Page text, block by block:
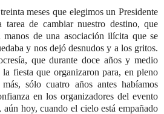
meses que elegimos un Presidente
de cambiar nuestro destino, que
manos de una asociación ilícita que se
y nos dejó desnudos y a los gritos.
que durante doce años y medio
la fiesta que organizaron para, en pleno
sólo cuatro años antes habíamos
en los organizadores del evento
hoy, cuando el cielo está empañado